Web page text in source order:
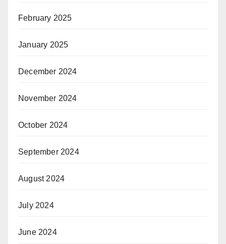
February 2025
January 2025
December 2024
November 2024
October 2024
September 2024
August 2024
July 2024
June 2024